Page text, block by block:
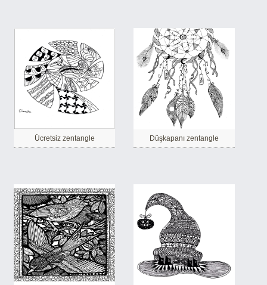
Ücretsiz zentangle Düşkapanı zentangle